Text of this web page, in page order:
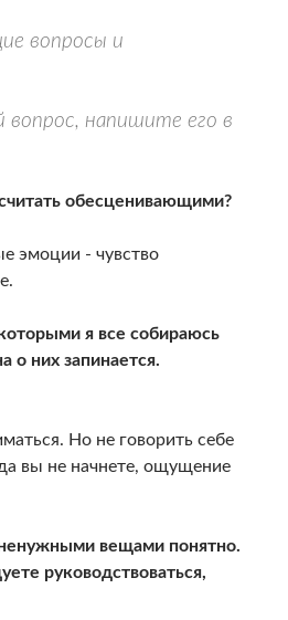
вопросы и
вопрос, напишите его в
обесценивающими?
эмоции - чувство
я все собираюсь
о них запинается.
Но не говорить себе
вы не начнете, ощущение
вещами понятно.
руководствоваться,